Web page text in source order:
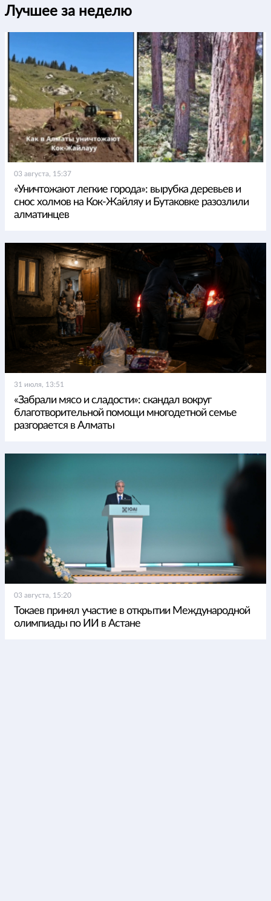
Лучшее за неделю
03 августа, 15:37
«Уничтожают легкие города»: вырубка деревьев и
снос холмов на Кок-Жайляу и Бутаковке разозлили
алматинцев
31 июля, 13:51
«Забрали мясо и сладости»: скандал вокруг
благотворительной помощи многодетной семье
разгорается в Алматы
03 августа, 15:20
Токаев принял участие в открытии Международной
олимпиады по ИИ в Астане